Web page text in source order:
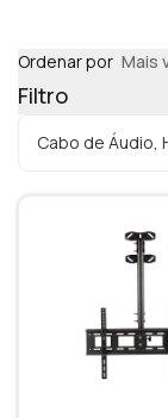
Ordenar por Mais
Filtro